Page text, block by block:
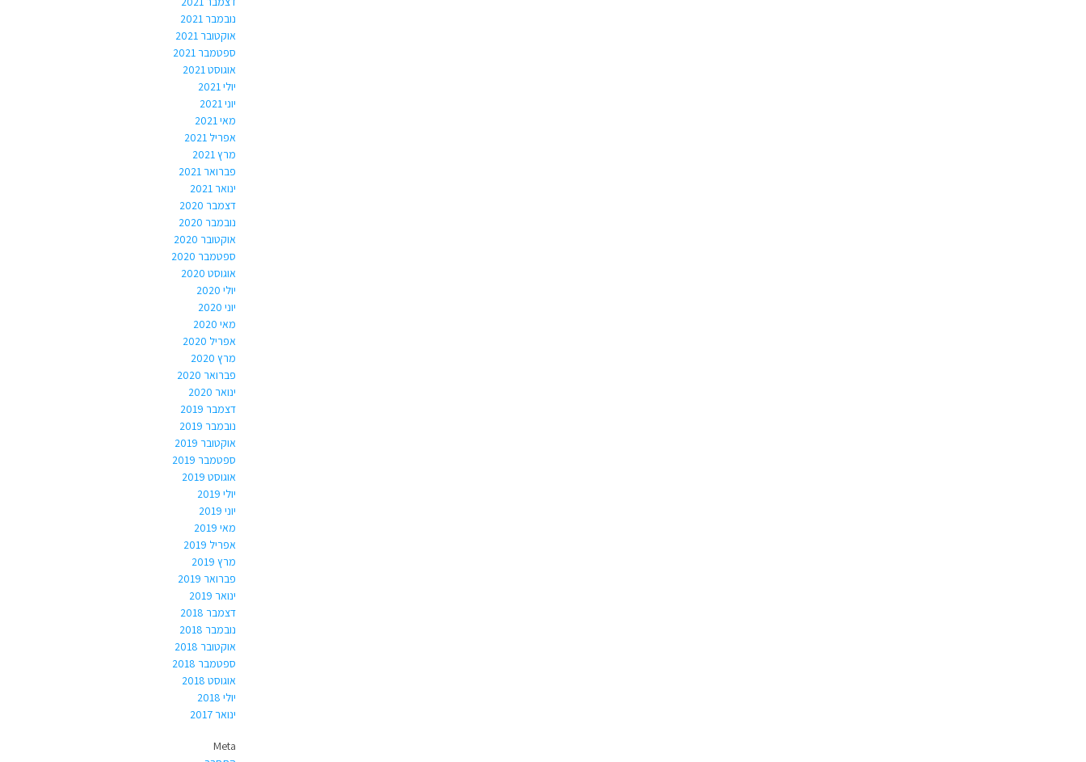
נובמבר 2021
אוקטובר 2021
ספטמבר 2021
אוגוסט 2021
יולי 2021
יוני 2021
מאי 2021
אפריל 2021
מרץ 2021
פברואר 2021
ינואר 2021
דצמבר 2020
נובמבר 2020
אוקטובר 2020
ספטמבר 2020
אוגוסט 2020
יולי 2020
יוני 2020
מאי 2020
אפריל 2020
מרץ 2020
פברואר 2020
ינואר 2020
דצמבר 2019
נובמבר 2019
אוקטובר 2019
ספטמבר 2019
אוגוסט 2019
יולי 2019
יוני 2019
מאי 2019
אפריל 2019
מרץ 2019
פברואר 2019
ינואר 2019
דצמבר 2018
נובמבר 2018
אוקטובר 2018
ספטמבר 2018
אוגוסט 2018
יולי 2018
ינואר 2017
Meta